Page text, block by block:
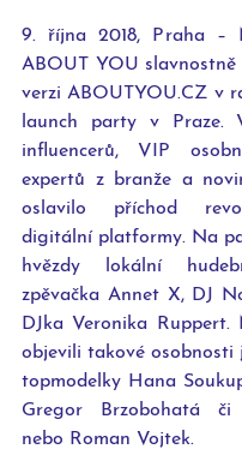
9. října 2018, Praha –
ABOUT YOU slavnostně
verzi ABOUTYOU.CZ v
launch party v Praze.
influencerů, VIP
expertů z branže a
oslavilo příchod
digitální platformy. Na
hvězdy lokální
zpěvačka Annet X, DJ
DJka Veronika Ruppert.
objevili takové osobnosti
topmodelky Hana
Gregor Brzobohatá
nebo Roman Vojtek.